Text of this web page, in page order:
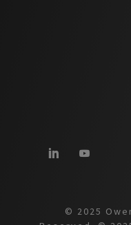
© 2025